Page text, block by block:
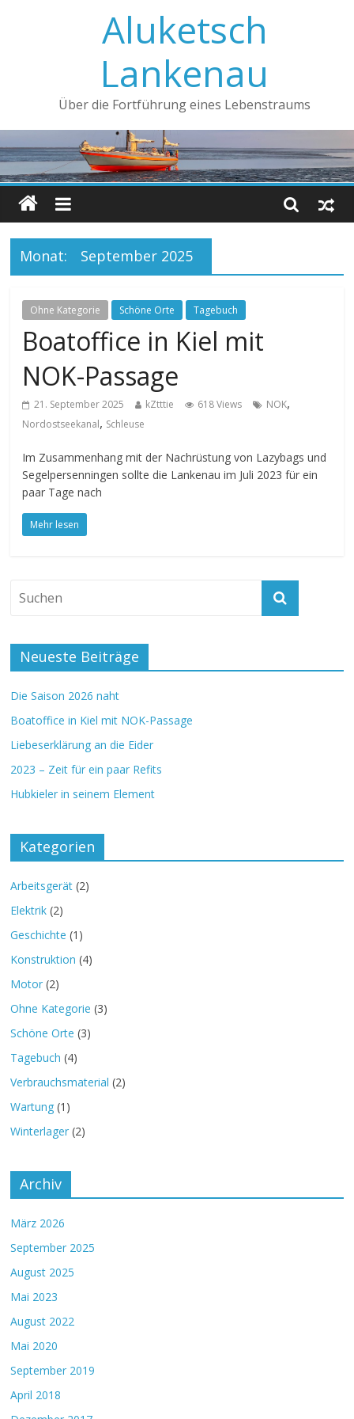
Aluketsch
Lankenau
Über die Fortführung eines Lebenstraums
Monat: September 2025
Ohne Kategorie Schöne Orte Tagebuch
Boatoffice in Kiel mit
NOK-Passage
21. September 2025 kZtttie 618 Views NOK,
Nordostseekanal, Schleuse
Im Zusammenhang mit der Nachrüstung von Lazybags und
Segelpersenningen sollte die Lankenau im Juli 2023 für ein
paar Tage nach
Mehr lesen
Neueste Beiträge
Die Saison 2026 naht
Boatoffice in Kiel mit NOK-Passage
Liebeserklärung an die Eider
2023 – Zeit für ein paar Refits
Hubkieler in seinem Element
Kategorien
Arbeitsgerät (2)
Elektrik (2)
Geschichte (1)
Konstruktion (4)
Motor (2)
Ohne Kategorie (3)
Schöne Orte (3)
Tagebuch (4)
Verbrauchsmaterial (2)
Wartung (1)
Winterlager (2)
Archiv
März 2026
September 2025
August 2025
Mai 2023
August 2022
Mai 2020
September 2019
April 2018